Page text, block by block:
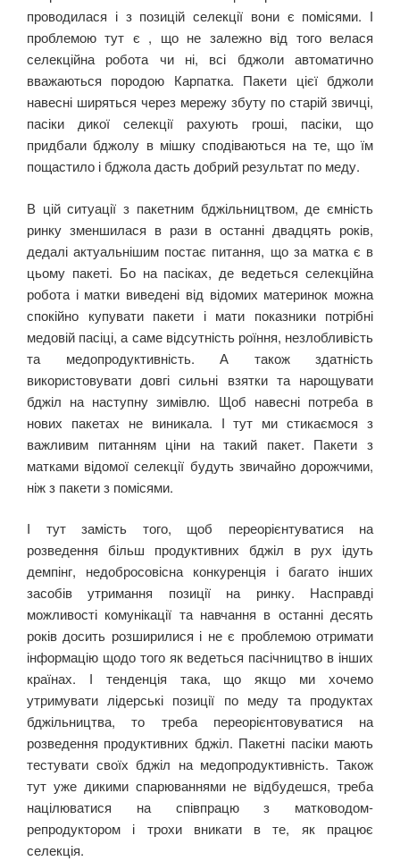
проводилася і з позицій селекції вони є помісями. І
проблемою тут є , що не залежно від того велася
селекційна робота чи ні, всі бджоли автоматично
вважаються породою Карпатка. Пакети цієї бджоли
навесні ширяться через мережу збуту по старій звичці,
пасіки дикої селекції рахують гроші, пасіки, що
придбали бджолу в мішку сподіваються на те, що їм
пощастило і бджола дасть добрий результат по меду.
В цій ситуації з пакетним бджільництвом, де ємність
ринку зменшилася в рази в останні двадцять років,
дедалі актуальнішим постає питання, що за матка є в
цьому пакеті. Бо на пасіках, де ведеться селекційна
робота і матки виведені від відомих материнок можна
спокійно купувати пакети і мати показники потрібні
медовій пасіці, а саме відсутність роїння, незлобливість
та медопродуктивність. А також здатність
використовувати довгі сильні взятки та нарощувати
бджіл на наступну зимівлю. Щоб навесні потреба в
нових пакетах не виникала. І тут ми стикаємося з
важливим питанням ціни на такий пакет. Пакети з
матками відомої селекції будуть звичайно дорожчими,
ніж з пакети з помісями.
І тут замість того, щоб переорієнтуватися на
розведення більш продуктивних бджіл в рух ідуть
демпінг, недобросовісна конкуренція і багато інших
засобів утримання позиції на ринку. Насправді
можливості комунікації та навчання в останні десять
років досить розширилися і не є проблемою отримати
інформацію щодо того як ведеться пасічництво в інших
країнах. І тенденція така, що якщо ми хочемо
утримувати лідерські позиції по меду та продуктах
бджільництва, то треба переорієнтовуватися на
розведення продуктивних бджіл. Пакетні пасіки мають
тестувати своїх бджіл на медопродуктивність. Також
тут уже дикими спарюваннями не відбудешся, треба
націлюватися на співпрацю з матководом-
репродуктором і трохи вникати в те, як працює
селекція.